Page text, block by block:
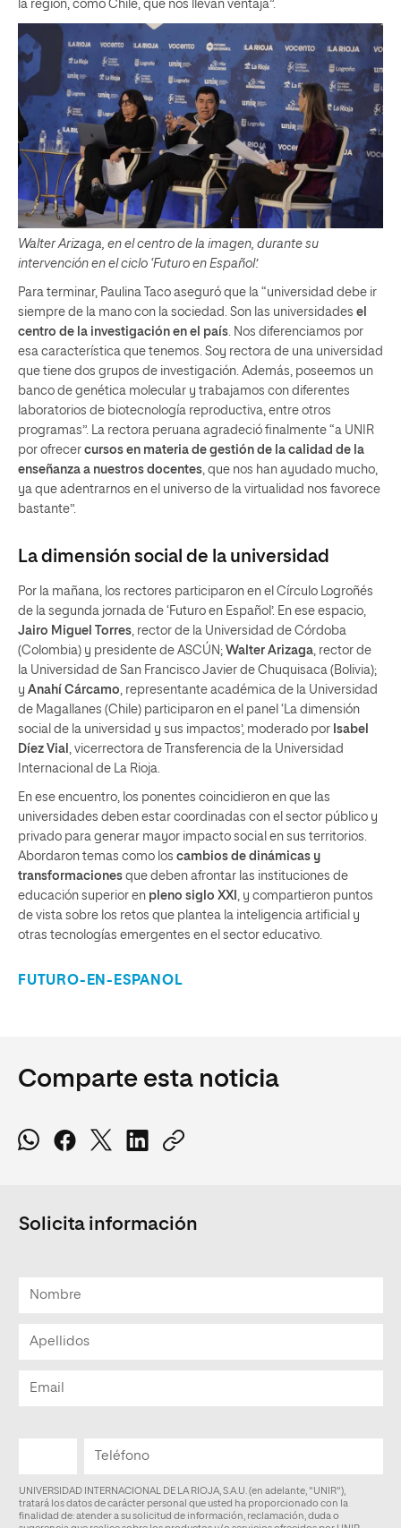
la región, como Chile, que nos llevan ventaja”.
Walter Arizaga, en el centro de la imagen, durante su
intervención en el ciclo ‘Futuro en Español’.
Para terminar, Paulina Taco aseguró que la “universidad debe ir
siempre de la mano con la sociedad. Son las universidades el
centro de la investigación en el país. Nos diferenciamos por
esa característica que tenemos. Soy rectora de una universidad
que tiene dos grupos de investigación. Además, poseemos un
banco de genética molecular y trabajamos con diferentes
laboratorios de biotecnología reproductiva, entre otros
programas”. La rectora peruana agradeció finalmente “a UNIR
por ofrecer cursos en materia de gestión de la calidad de la
enseñanza a nuestros docentes, que nos han ayudado mucho,
ya que adentrarnos en el universo de la virtualidad nos favorece
bastante”.
La dimensión social de la universidad
Por la mañana, los rectores participaron en el Círculo Logroñés
de la segunda jornada de ‘Futuro en Español’. En ese espacio,
Jairo Miguel Torres, rector de la Universidad de Córdoba
(Colombia) y presidente de ASCÚN; Walter Arizaga, rector de
la Universidad de San Francisco Javier de Chuquisaca (Bolivia);
y Anahí Cárcamo, representante académica de la Universidad
de Magallanes (Chile) participaron en el panel ‘La dimensión
social de la universidad y sus impactos’, moderado por Isabel
Díez Vial , vicerrectora de Transferencia de la Universidad
Internacional de La Rioja.
En ese encuentro, los ponentes coincidieron en que las
universidades deben estar coordinadas con el sector público y
privado para generar mayor impacto social en sus territorios.
Abordaron temas como los cambios de dinámicas y
transformaciones que deben afrontar las instituciones de
educación superior en pleno siglo XXI , y compartieron puntos
de vista sobre los retos que plantea la inteligencia artificial y
otras tecnologías emergentes en el sector educativo.
FUTURO-EN-ESPANOL
Comparte esta noticia
Solicita información